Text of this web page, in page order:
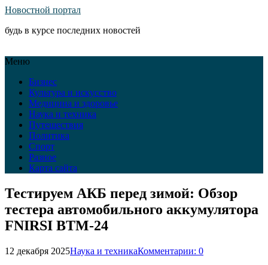
Новостной портал
будь в курсе последних новостей
Меню
Бизнес
Культура и искусство
Медицина и здоровье
Наука и техника
Путешествия
Политика
Спорт
Разное
Карта сайта
Тестируем АКБ перед зимой: Обзор
тестера автомобильного аккумулятора
FNIRSI BTM-24
12 декабря 2025Наука и техникаКомментарии: 0